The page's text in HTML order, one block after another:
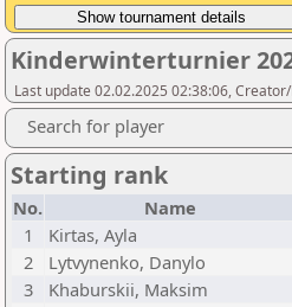
Kinderwinterturnier
Last update 02.02.2025 02:38:06,
Search for player
Starting rank
No. Name
1
Kirtas, Ayla
2
Lytvynenko, Danylo
3
Khaburskii, Maksim